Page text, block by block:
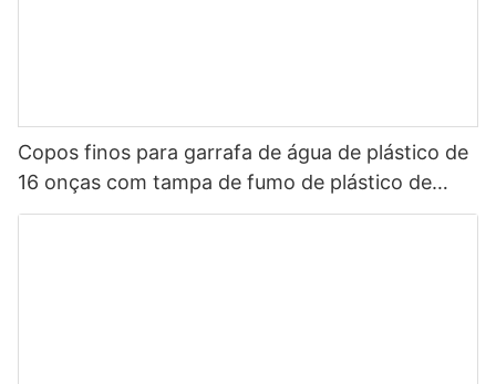
Copos finos para garrafa de água de plástico de
16 onças com tampa de fumo de plástico de
parede dupla de palha